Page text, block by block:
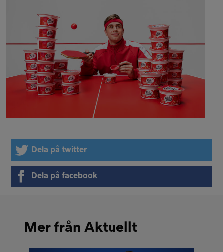
Dela på twitter
Dela på facebook
Mer från Aktuellt